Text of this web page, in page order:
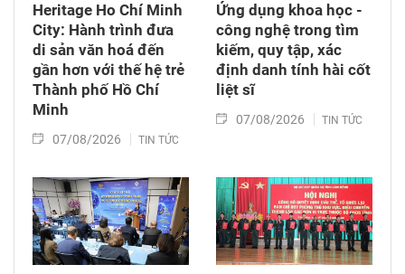
Heritage Ho Chí Minh
City: Hành trình đưa
di sản văn hoá đến
gần hơn với thế hệ trẻ
Thành phố Hồ Chí
Minh
07/08/2026 TIN TỨC
Ứng dụng khoa học -
công nghệ trong tìm
kiếm, quy tập, xác
định danh tính hài cốt
liệt sĩ
07/08/2026 TIN TỨC